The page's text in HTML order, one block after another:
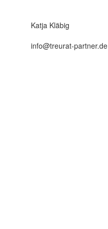
Katja Kläbig
info@treurat-partner.de